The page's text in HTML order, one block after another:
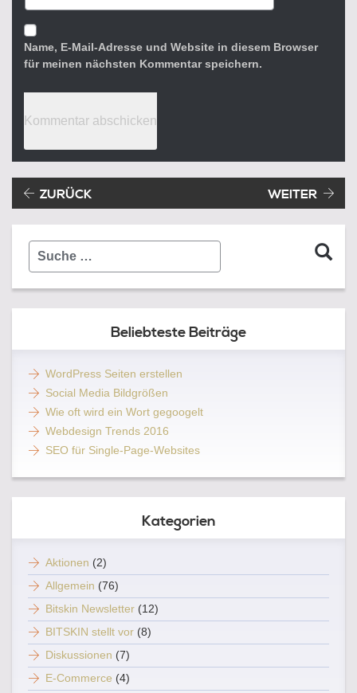
Name, E-Mail-Adresse und Website in diesem Browser
für meinen nächsten Kommentar speichern.
Beitragsnavigation
ZURÜCK WEITER
Beliebteste Beiträge
WordPress Seiten erstellen
Social Media Bildgrößen
Wie oft wird ein Wort gegoogelt
Webdesign Trends 2016
SEO für Single-Page-Websites
Kategorien
Aktionen (2)
Allgemein (76)
Bitskin Newsletter (12)
BITSKIN stellt vor (8)
Diskussionen (7)
E-Commerce (4)